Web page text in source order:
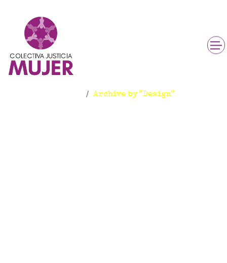
Archive by "Design"